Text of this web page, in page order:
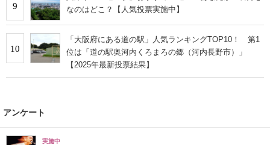
9
なのはどこ？【人気投票実施中】
10
「大阪府にある道の駅」人気ランキングTOP10！ 第1
位は「道の駅奥河内くろまろの郷（河内長野市）」
【2025年最新投票結果】
アンケート
実施中